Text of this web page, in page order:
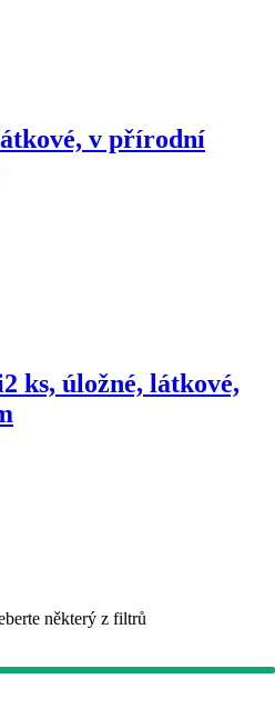
v přírodní
2 ks, úložné, látkové,
některý z filtrů